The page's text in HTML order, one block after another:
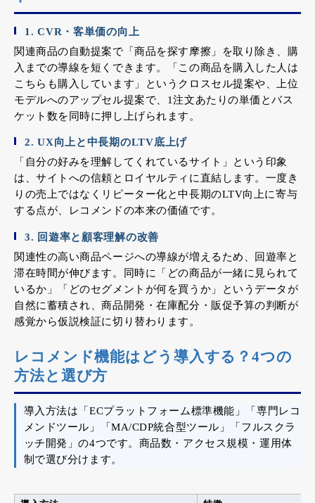
1. CVR・客単価の向上
関連商品の自動提案で「商品を探す摩擦」を取り除き、購
入までの導線を短くできます。「この商品を購入した人は
こちらも購入しています」というクロスセル提案や、上位
モデルへのアップセル提案で、1注文あたりの単価とバス
ケット数を同時に押し上げられます。
2. UX向上と中長期のLTV底上げ
「自分の好みを理解してくれているサイト」という印象
は、サイトへの信頼とロイヤルティに直結します。一度き
りの売上ではなくリピーター化と中長期のLTV向上に寄与
する点が、レコメンドの本来の価値です。
3. 回遊率と顧客理解の改善
関連性の高い商品ページへの導線が増えるため、回遊率と
滞在時間が伸びます。同時に「どの商品が一緒に見られて
いるか」「どのセグメントが何を買うか」というデータが
自然に蓄積され、商品開発・在庫配分・販促予算の判断が
感覚から仮説検証に切り替わります。
レコメンド機能はどう導入する？4つの
方法と選び方
導入方法は「ECプラットフォーム標準機能」「専門レコ
メンドツール」「MA/CDP統合型ツール」「フルスクラ
ッチ開発」の4つです。商品数・アクセス規模・運用体
制で選び分けます。